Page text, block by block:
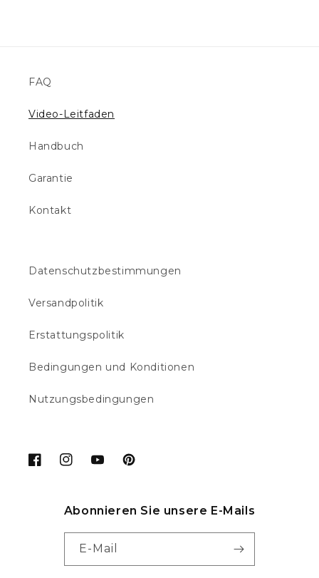
FAQ
Video-Leitfaden
Handbuch
Garantie
Kontakt
Datenschutzbestimmungen
Versandpolitik
Erstattungspolitik
Bedingungen und Konditionen
Nutzungsbedingungen
FacebookInstagramYouTubePinterest
Abonnieren Sie unsere E-Mails
E-Mail